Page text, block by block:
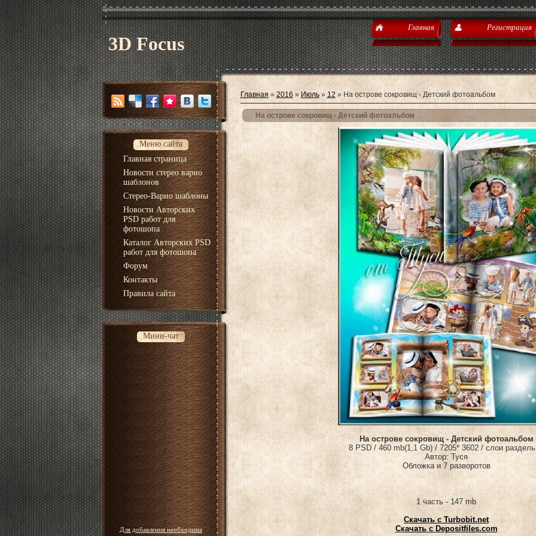
3D Focus
Главная Регистрация
Меню сайта
Главная страница
Новости стерео варио
шаблонов
Стерео-Варио шаблоны
Новости Авторских
PSD работ для
фотошопа
Каталог Авторских PSD
работ для фотошопа
Форум
Контакты
Правила сайта
Мини-чат
Для добавления необходима
Главная » 2016 » Июль » 12 » На острове сокровищ - Детский фотоальбом
На острове сокровищ - Детский фотоальбом
На острове сокровищ - Детский фотоальбом
8 PSD / 460 mb(1,1 Gb) / 7205* 3602 / слои
Автор: Туся
Обложка и 7 разворотов
1 часть - 147 mb
Скачать с Turbobit.net
Скачать с Depositfiles.com